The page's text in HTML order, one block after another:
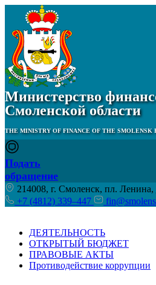
Министерство
Смоленской области
THE MINISTRY OF FINANCE OF THE SMOLENSK
Подать
обращение
214008, г. Смоленск, пл. Ленина,
+7 (4812) 339–447
ДЕЯТЕЛЬНОСТЬ
ОТКРЫТЫЙ БЮДЖЕТ
ПРАВОВЫЕ АКТЫ
Противодействие коррупции